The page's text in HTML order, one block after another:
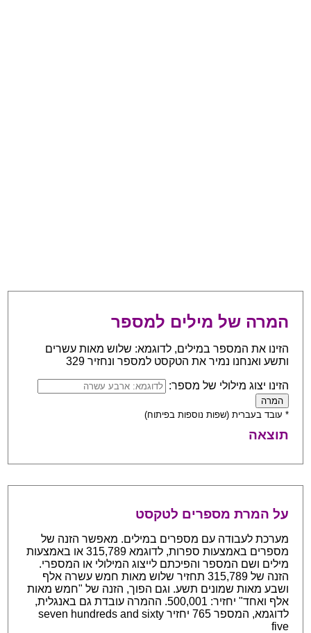
המרה של מילים למספר
הזינו את המספר במילים, לדוגמא: שלוש מאות עשרים
ותשע ואנחנו נמיר את הטקסט למספר ונחזיר 329
הזינו יצוג מילולי של מספר:
* עובד בעברית (שפות נוספות בפיתוח)
תוצאה
על המרת מספרים לטקסט
מערכת לעבודה עם מספרים במילים. מאפשר הזנה של
מספרים באמצעות ספרות, לדוגמא 315,789 או באמצעות
מילים ושם המספר והפיכתם לייצוג המילולי או המספרי.
הזנה של 315,789 תחזיר שלוש מאות חמש עשרה אלף
ושבע מאות שמונים תשע. וגם הפוך, הזנה של "חמש מאות
אלף ואחד" יחזיר: 500,001. ההמרה עובדת גם באנגלית,
לדוגמא, המספר 765 יחזיר seven hundreds and sixty
five